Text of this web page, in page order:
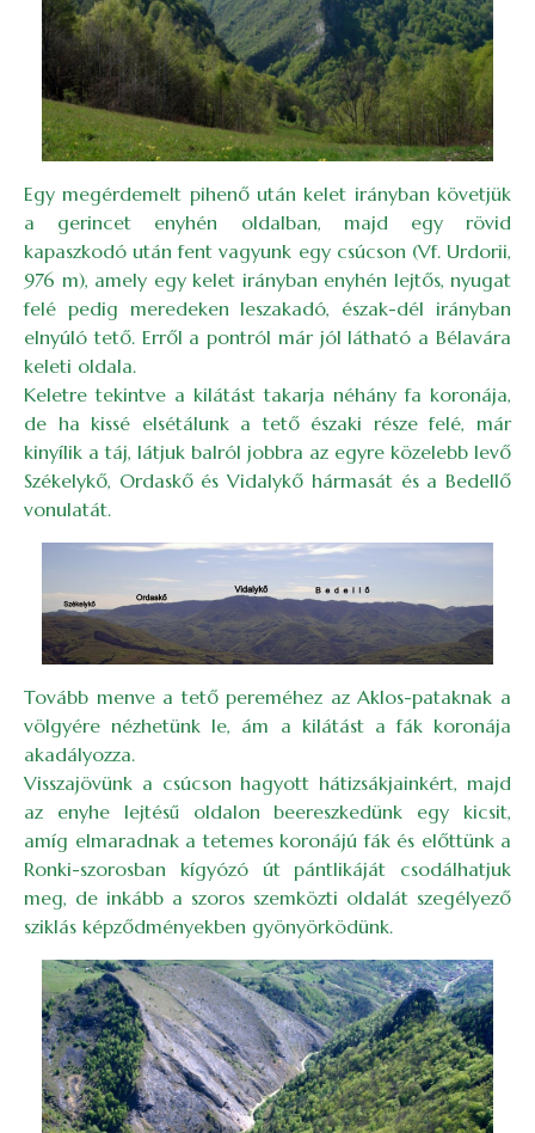
Egy megérdemelt pihenő után kelet irányban követjük
a gerincet enyhén oldalban, majd egy rövid
kapaszkodó után fent vagyunk egy csúcson (Vf. Urdorii,
976 m), amely egy kelet irányban enyhén lejtős, nyugat
felé pedig meredeken leszakadó, észak-dél irányban
elnyúló tető. Erről a pontról már jól látható a Bélavára
keleti oldala.
Keletre tekintve a kilátást takarja néhány fa koronája,
de ha kissé elsétálunk a tető északi része felé, már
kinyílik a táj, látjuk balról jobbra az egyre közelebb levő
Székelykő, Ordaskő és Vidalykő hármasát és a Bedellő
vonulatát.
Tovább menve a tető pereméhez az Aklos-pataknak a
völgyére nézhetünk le, ám a kilátást a fák koronája
akadályozza.
Visszajövünk a csúcson hagyott hátizsákjainkért, majd
az enyhe lejtésű oldalon beereszkedünk egy kicsit,
amíg elmaradnak a tetemes koronájú fák és előttünk a
Ronki-szorosban kígyózó út pántlikáját csodálhatjuk
meg, de inkább a szoros szemközti oldalát szegélyező
sziklás képződményekben gyönyörködünk.
Image